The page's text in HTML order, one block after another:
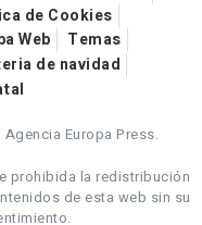
de Cookies
Web
Temas
de navidad
Europa Press.
prohibida la redistribución
de esta web sin su